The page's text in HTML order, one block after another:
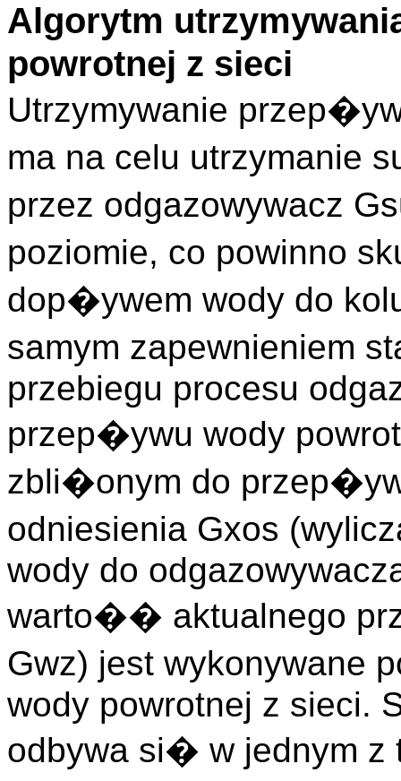
Algorytm
powrotnej z sieci
Utrzymywanie
ma na celu utrzymanie
przez odgazowywacz
poziomie, co powinno
dop�ywem wody do
samym zapewnieniem
przebiegu procesu
przep�ywu wody
zbli�onym do
odniesienia Gxos
wody do
warto�� aktualnego
Gwz) jest wykonywane
wody powrotnej z sieci.
odbywa si� w jednym z